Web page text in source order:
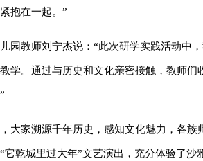
抱在一起。”
园教师刘宁杰说：“此次研学实践活动中
学。通过与历史和文化亲密接触，教师
大家溯源千年历史，感知文化魅力，各
它乾城里过大年”文艺演出，充分体验了